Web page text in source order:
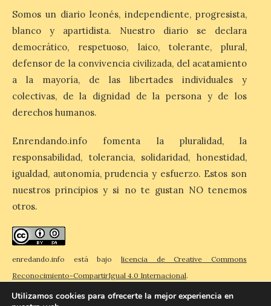
Matilla
8 Ago 2026
El Ayuntamiento de La
Bañeza designa a Arturo
Martínez Matilla como
pregonero de las Fiestas
2026. Tendrá lugar este
teatro municipal de La Bañeza. El
comunicador astorgano Arturo Martínez
Matilla, […]
La I Feria de la Cerveza
arranca con una gran
acogida del público
8 Ago 2026
La inauguración contó
Somos un diario leonés, independiente, progresista,
blanco y apartidista. Nuestro diario se declara
democrático, respetuoso, laico, tolerante, plural,
defensor de la convivencia civilizada, del acatamiento
a la mayoría, de las libertades individuales y
colectivas, de la dignidad de la persona y de los
derechos humanos.
Enrendando.info fomenta la pluralidad, la
responsabilidad, tolerancia, solidaridad, honestidad,
igualdad, autonomía, prudencia y esfuerzo. Estos son
nuestros principios y si no te gustan NO tenemos
otros.
enredando.info está bajo licencia de Creative Commons
Reconocimiento-CompartirIgual 4.0 Internacional.
Utilizamos cookies para ofrecerte la mejor experiencia en